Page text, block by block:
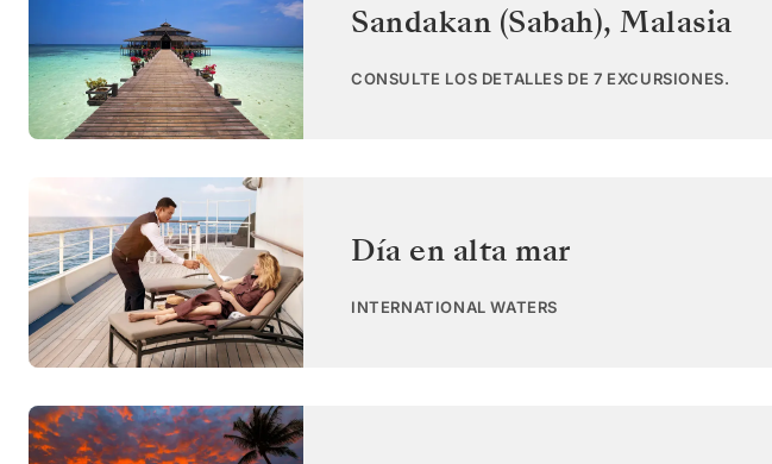
Sandakan (Sabah), Malasia
CONSULTE LOS DETALLES DE 7 EXCURSIONES.
Día en alta mar
INTERNATIONAL WATERS